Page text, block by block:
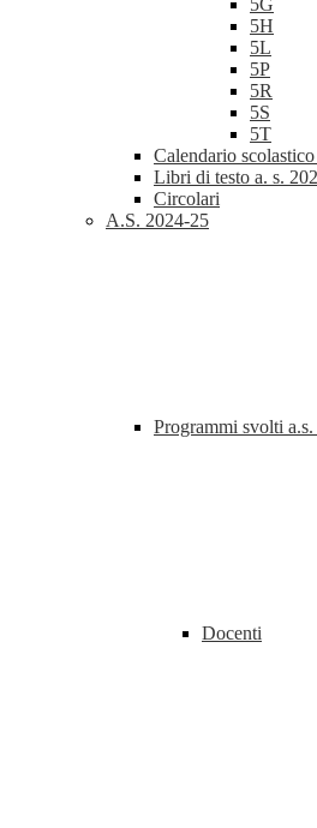
5G
5H
5L
5P
5R
5S
5T
Calendario
Libri di testo a. s.
Circolari
A.S. 2024-25
Programmi svolti
Docenti